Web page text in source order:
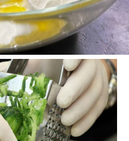
η καρδιά του θα μείνει
μιγμα.